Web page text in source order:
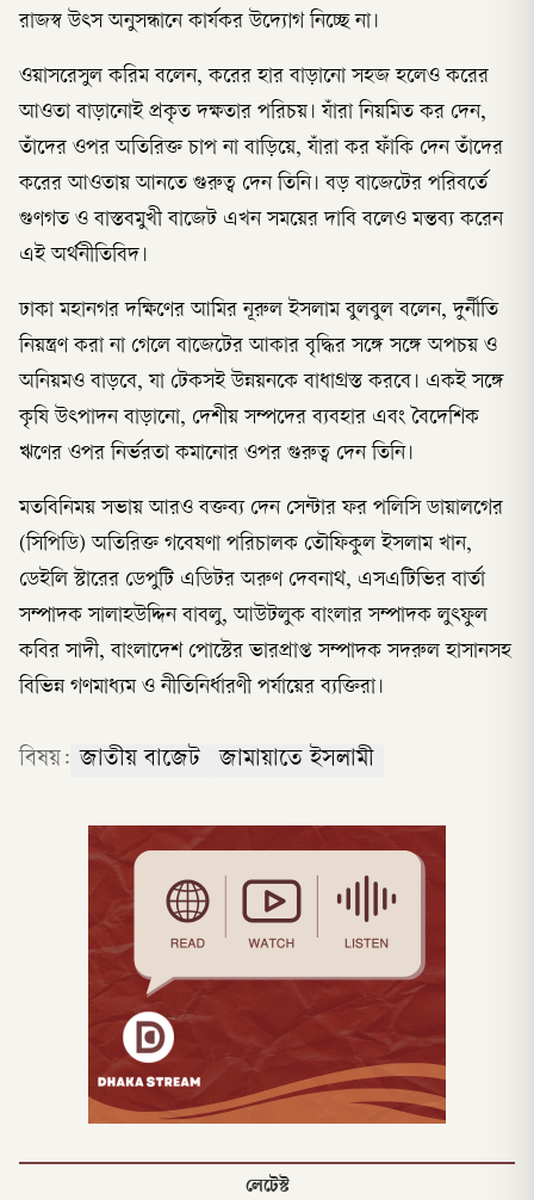
রাজস্ব উৎস অনুসন্ধানে কার্যকর উদ্যোগ নিচ্ছে না।
ওয়াসরেসুল করিম বলেন, করের হার বাড়ানো সহজ হলেও করের
আওতা বাড়ানোই প্রকৃত দক্ষতার পরিচয়। যাঁরা নিয়মিত কর দেন,
তাঁদের ওপর অতিরিক্ত চাপ না বাড়িয়ে, যাঁরা কর ফাঁকি দেন তাঁদের
করের আওতায় আনতে গুরুত্ব দেন তিনি। বড় বাজেটের পরিবর্তে
গুণগত ও বাস্তবমুখী বাজেট এখন সময়ের দাবি বলেও মন্তব্য করেন
এই অর্থনীতিবিদ।
ঢাকা মহানগর দক্ষিণের আমির নূরুল ইসলাম বুলবুল বলেন, দুর্নীতি
নিয়ন্ত্রণ করা না গেলে বাজেটের আকার বৃদ্ধির সঙ্গে সঙ্গে অপচয় ও
অনিয়মও বাড়বে, যা টেকসই উন্নয়নকে বাধাগ্রস্ত করবে। একই সঙ্গে
কৃষি উৎপাদন বাড়ানো, দেশীয় সম্পদের ব্যবহার এবং বৈদেশিক
ঋণের ওপর নির্ভরতা কমানোর ওপর গুরুত্ব দেন তিনি।
মতবিনিময় সভায় আরও বক্তব্য দেন সেন্টার ফর পলিসি ডায়ালগের
(সিপিডি) অতিরিক্ত গবেষণা পরিচালক তৌফিকুল ইসলাম খান,
ডেইলি স্টারের ডেপুটি এডিটর অরুণ দেবনাথ, এসএটিভির বার্তা
সম্পাদক সালাহউদ্দিন বাবলু, আউটলুক বাংলার সম্পাদক লুৎফুল
কবির সাদী, বাংলাদেশ পোস্টের ভারপ্রাপ্ত সম্পাদক সদরুল হাসানসহ
বিভিন্ন গণমাধ্যম ও নীতিনির্ধারণী পর্যায়ের ব্যক্তিরা।
বিষয়: জাতীয় বাজেট জামায়াতে ইসলামী
লেটেস্ট